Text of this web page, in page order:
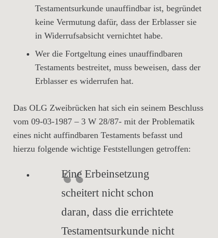
Testamentsurkunde unauffindbar ist, begründet
keine Vermutung dafür, dass der Erblasser sie
in Widerrufsabsicht vernichtet habe.
Wer die Fortgeltung eines unauffindbaren
Testaments bestreitet, muss beweisen, dass der
Erblasser es widerrufen hat.
Das OLG Zweibrücken hat sich ein seinem Beschluss
vom 09-03-1987 – 3 W 28/87- mit der Problematik
eines nicht auffindbaren Testaments befasst und
hierzu folgende wichtige Feststellungen getroffen:
Eine Erbeinsetzung
scheitert nicht schon
daran, dass die errichtete
Testamentsurkunde nicht